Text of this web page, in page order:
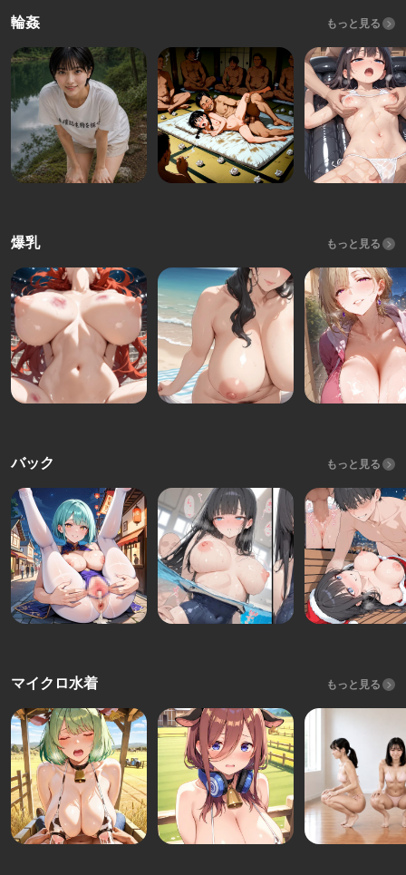
輪姦 もっと見る
爆乳 もっと見る
バック もっと見る
マイクロ水着 もっと見る